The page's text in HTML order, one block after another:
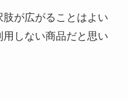
が広がることはよい
しない商品だと思い